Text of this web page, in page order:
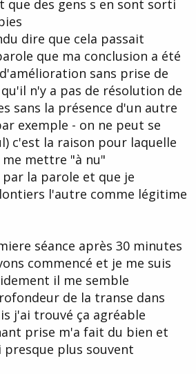
que des gens s en sont sorti
dire que cela passait
que ma conclusion a été
sans prise de
n'y a pas de résolution de
sans la présence d'un autre
exemple - on ne peut se
c'est la raison pour laquelle
mettre "à nu"
la parole et que je
l'autre comme légitime
séance après 30 minutes
commencé et je me suis
il me semble
de la transe dans
j'ai trouvé ça agréable
prise m'a fait du bien et
presque plus souvent